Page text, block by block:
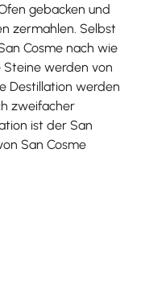
gebacken und
zermahlen. Selbst
Cosme nach wie
werden von
Destillation werden
zweifacher
ist der San
San Cosme